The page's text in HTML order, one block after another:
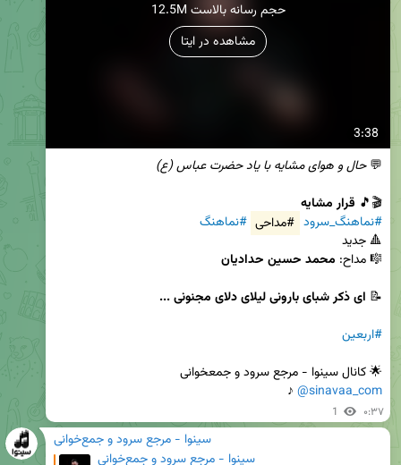
3:38
12.5M حجم رسانه بالاست
مشاهده در ایتا
💬 حال و هوای مشایه با یاد حضرت عباس (ع)
🎬🎵 قرار مشایه
#نماهنگ_سرود #مداحی #نماهنگ
🎼 مداح: محمد حسین حدادیان
📝 ای ذکر شبای بارونی لیلای دلای مجنونی ...
#اربعین
🌟 کانال سینوا - مرجع‌ سرود و جمعخوانی
@sinavaa_com
♪
1 ۰:۳۷
سینوا - مرجع سرود و جمع‌خوانی
سینوا - مرجع سرود و جمع‌خوانی